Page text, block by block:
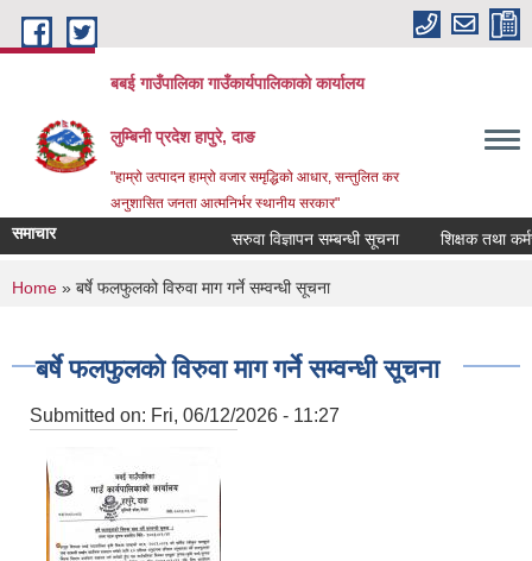
Skip to main content
बबई गाउँपालिका गाउँकार्यपालिकाकाे कार्यालय
लुम्बिनी प्रदेश हापुरे, दाङ
"हाम्रो उत्पादन हाम्रो वजार समृद्धिको आधार, सन्तुलित कर
अनुशासित जनता आत्मनिर्भर स्थानीय सरकार"
समाचार सरुवा विज्ञापन सम्बन्धी सूचना शिक्षक तथा
You are here
Home » बर्षे फलफुलको विरुवा माग गर्ने सम्वन्धी सूचना
बर्षे फलफुलको विरुवा माग गर्ने सम्वन्धी सूचना
Submitted on: Fri, 06/12/2026 - 11:27